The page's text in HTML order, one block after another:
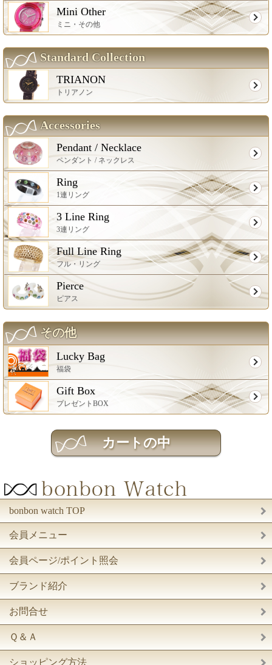
Mini Other
ミニ・その他
Standard Collection
TRIANON
トリアノン
Accessories
Pendant / Necklace
ペンダント / ネックレス
Ring
1連リング
3 Line Ring
3連リング
Full Line Ring
フル・リング
Pierce
ピアス
その他
Lucky Bag
福袋
Gift Box
プレゼントBOX
bonbon watch TOP
会員メニュー
会員ページ/ポイント照会
ブランド紹介
お問合せ
Ｑ＆Ａ
ショッピング方法